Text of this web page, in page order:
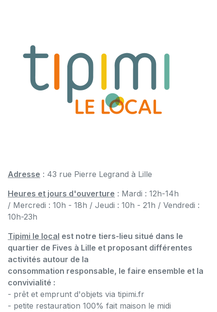
Adresse : 43 rue Pierre Legrand à Lille
Heures et jours d'ouverture : Mardi : 12h-14h
/ Mercredi : 10h - 18h / Jeudi : 10h - 21h / Vendredi :
10h-23h
Tipimi le local est notre tiers-lieu situé dans le
quartier de Fives à Lille et proposant différentes
activités autour de la
consommation responsable, le faire ensemble et la
convivialité :
- prêt et emprunt d'objets via tipimi.fr
- petite restauration 100% fait maison le midi